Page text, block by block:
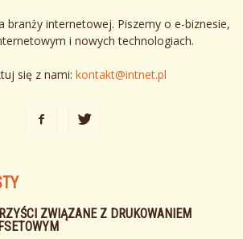
branży internetowej. Piszemy o e-biznesie,
i nowych technologiach.
się z nami: kontakt@intnet.pl
ZWIĄZANE Z DRUKOWANIEM